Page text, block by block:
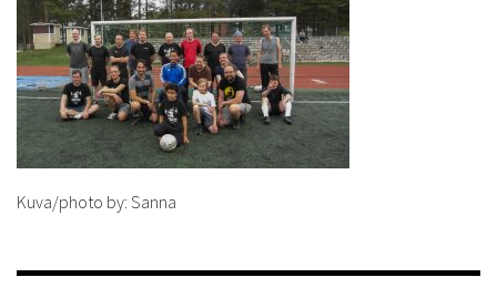
Kuva/photo by: Sanna